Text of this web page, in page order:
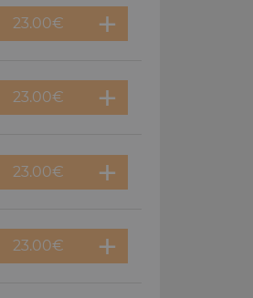
23.00€
23.00€
23.00€
23.00€